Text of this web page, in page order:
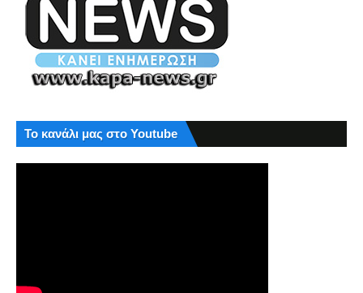
Το κανάλι μας στο Youtube